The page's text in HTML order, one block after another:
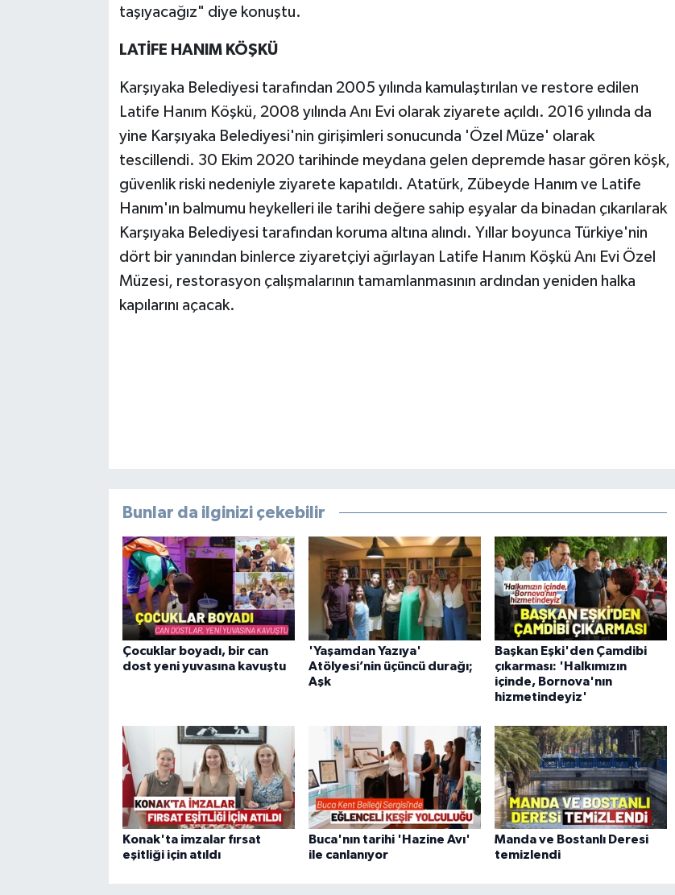
taşıyacağız" diye konuştu.
LATİFE HANIM KÖŞKÜ
Karşıyaka Belediyesi tarafından 2005 yılında kamulaştırılan ve restore edilen
Latife Hanım Köşkü, 2008 yılında Anı Evi olarak ziyarete açıldı. 2016 yılında da
yine Karşıyaka Belediyesi'nin girişimleri sonucunda 'Özel Müze' olarak
tescillendi. 30 Ekim 2020 tarihinde meydana gelen depremde hasar gören köşk,
güvenlik riski nedeniyle ziyarete kapatıldı. Atatürk, Zübeyde Hanım ve Latife
Hanım'ın balmumu heykelleri ile tarihi değere sahip eşyalar da binadan çıkarılarak
Karşıyaka Belediyesi tarafından koruma altına alındı. Yıllar boyunca Türkiye'nin
dört bir yanından binlerce ziyaretçiyi ağırlayan Latife Hanım Köşkü Anı Evi Özel
Müzesi, restorasyon çalışmalarının tamamlanmasının ardından yeniden halka
kapılarını açacak.
Bunlar da ilginizi çekebilir
Çocuklar boyadı, bir can
dost yeni yuvasına kavuştu
'Yaşamdan Yazıya'
Atölyesi’nin üçüncü durağı;
Aşk
Başkan Eşki'den Çamdibi
çıkarması: 'Halkımızın
içinde, Bornova'nın
hizmetindeyiz'
Konak'ta imzalar fırsat
eşitliği için atıldı
Buca'nın tarihi 'Hazine Avı'
ile canlanıyor
Manda ve Bostanlı Deresi
temizlendi